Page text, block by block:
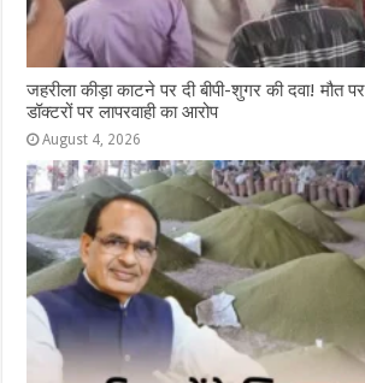
जहरीला कीड़ा काटने पर दी बीपी-शुगर की दवा! मौत
डॉक्टरों पर लापरवाही का आरोप
August 4, 2026